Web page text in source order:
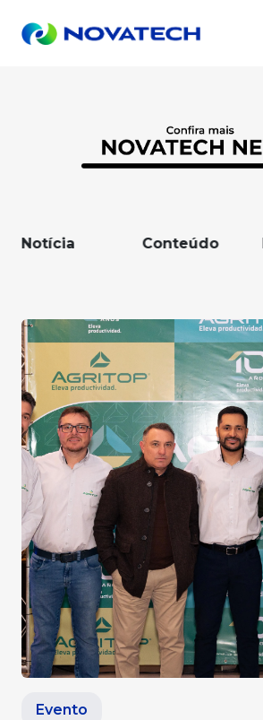
Notícia Conteúdo
Evento